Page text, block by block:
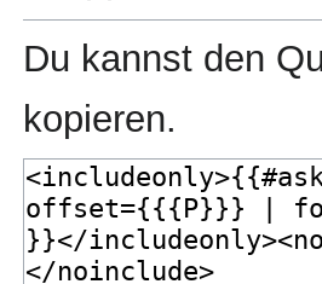
Du kannst den
kopieren.